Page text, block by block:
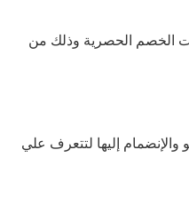
الخصم الحصرية وذلك من
والإنضمام إليها لتتعرف علي